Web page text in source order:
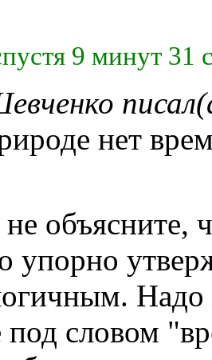
9 минут 31
нет
объясните,
упорно
Надо
под словом